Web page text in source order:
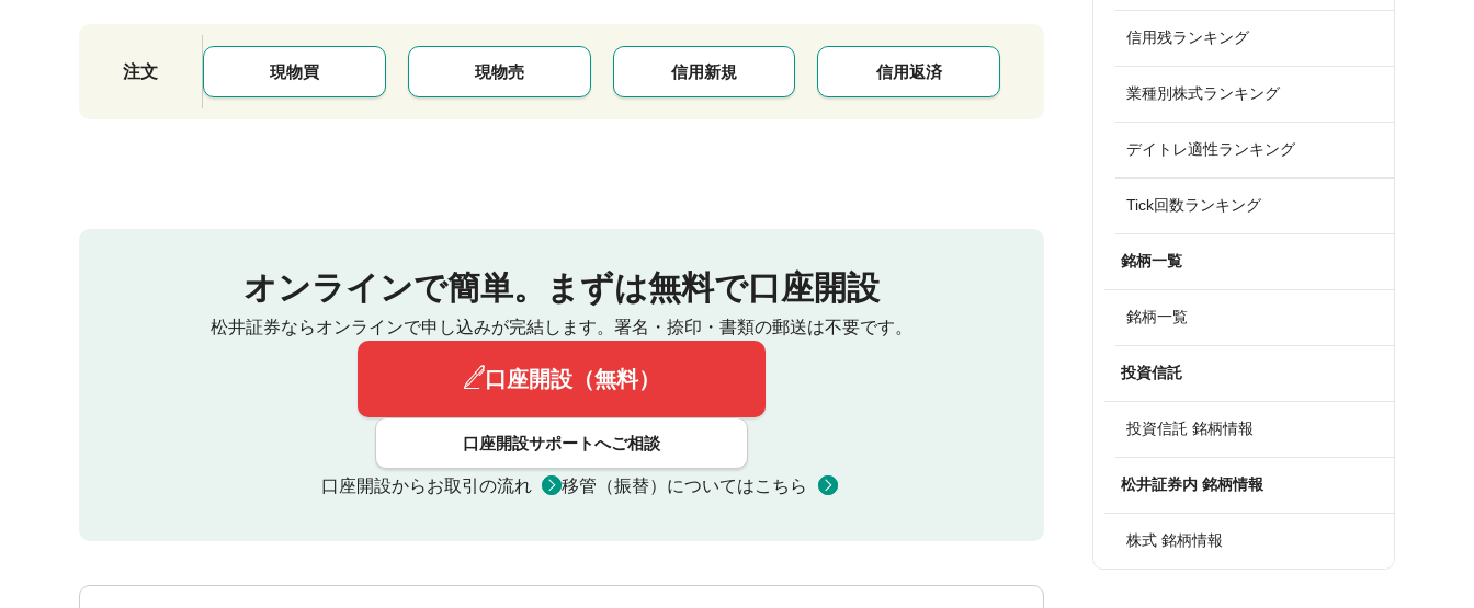
注文 現物買 現物売 信用新規 信用返済
オンラインで簡単。 まずは無料で口座開設
松井証券ならオンラインで申し込みが完結します。 署名・捺印・書類の郵送は不要です。
口座開設（無料）
口座開設サポートへご相談
口座開設からお取引の流れ 移管（振替）についてはこちら
信用残ランキング
業種別株式ランキング
デイトレ適性ランキング
Tick回数ランキング
銘柄一覧
銘柄一覧
投資信託
投資信託 銘柄情報
松井証券内 銘柄情報
株式 銘柄情報